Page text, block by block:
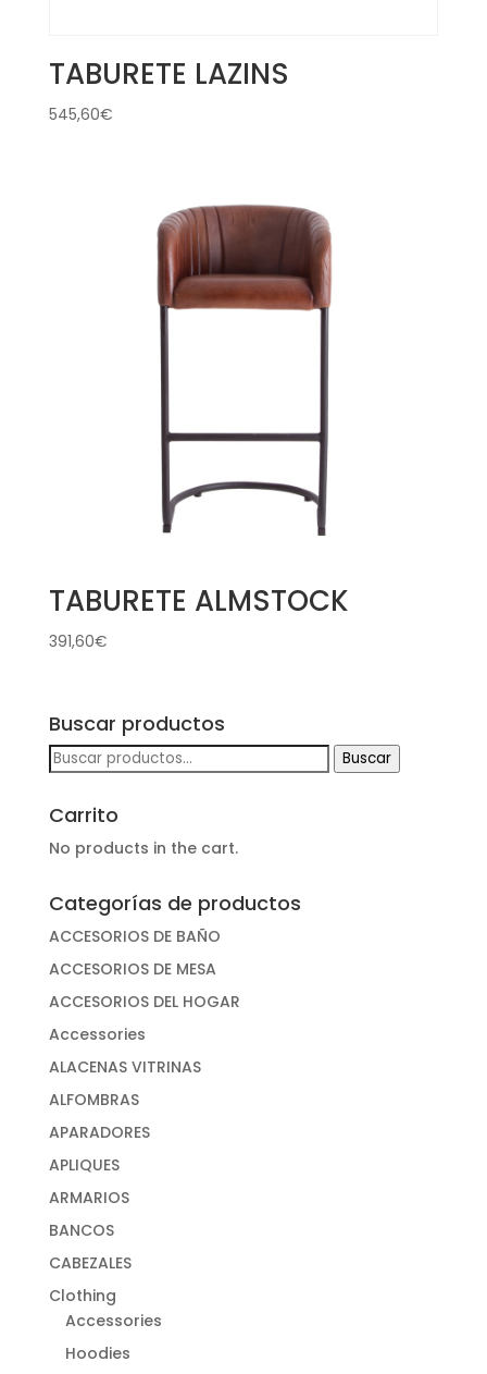
TABURETE LAZINS
545,60€
TABURETE ALMSTOCK
391,60€
Buscar productos
Buscar
por:
Buscar
Carrito
No products in the cart.
Categorías de productos
ACCESORIOS DE BAÑO
ACCESORIOS DE MESA
ACCESORIOS DEL HOGAR
Accessories
ALACENAS VITRINAS
ALFOMBRAS
APARADORES
APLIQUES
ARMARIOS
BANCOS
CABEZALES
Clothing
Accessories
Hoodies